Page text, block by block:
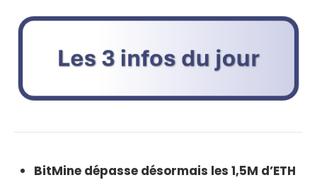
BitMine dépasse désormais les 1,5M d’ETH